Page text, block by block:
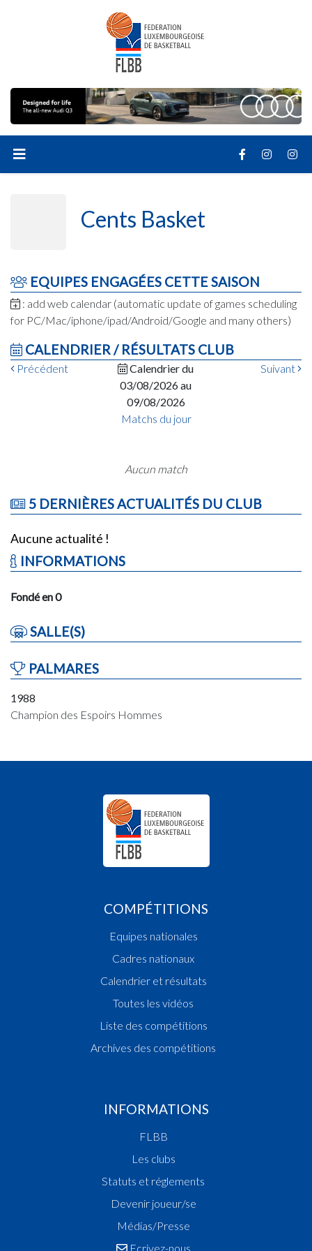
Cents Basket
EQUIPES ENGAGÉES CETTE SAISON
: add web calendar (automatic update of games scheduling
for PC/Mac/iphone/ipad/Android/Google and many others)
CALENDRIER / RÉSULTATS CLUB
Précédent
Calendrier du
03/08/2026 au
09/08/2026
Suivant
Matchs du jour
Aucun match
5 DERNIÈRES ACTUALITÉS DU CLUB
Aucune actualité !
INFORMATIONS
Fondé en 0
SALLE(S)
PALMARES
1988
Champion des Espoirs Hommes
COMPÉTITIONS
Equipes nationales
Cadres nationaux
Calendrier et résultats
Toutes les vidéos
Liste des compétitions
Archives des compétitions
INFORMATIONS
FLBB
Les clubs
Statuts et réglements
Devenir joueur/se
Médias/Presse
Ecrivez-nous